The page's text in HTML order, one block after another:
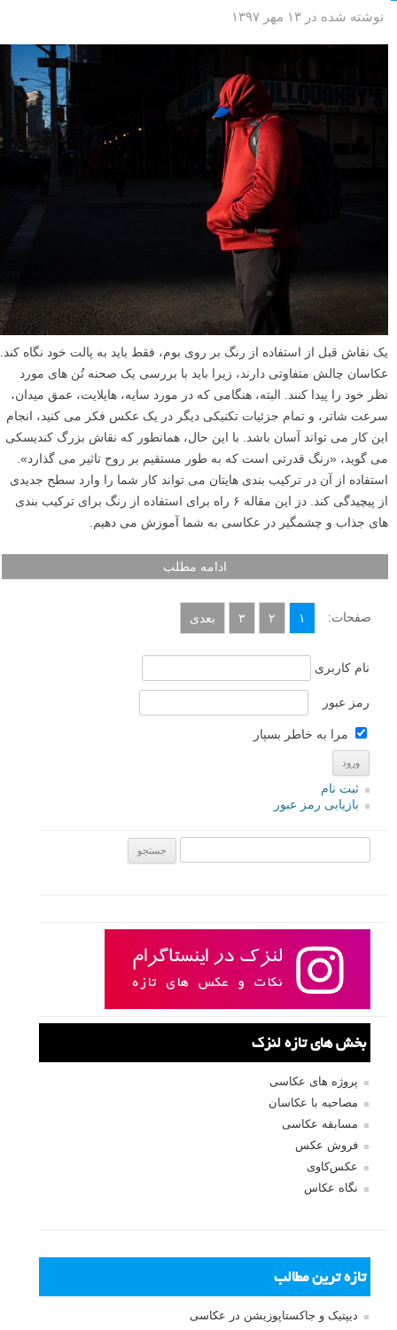
نوشته شده در ۱۳ مهر ۱۳۹۷
یک نقاش قبل از استفاده از رنگ بر روی بوم، فقط باید به پالت خود نگاه کند.
عکاسان چالش متفاوتی دارند، زیرا باید با بررسی یک صحنه تُن های مورد
نظر خود را پیدا کنند. البته، هنگامی که در مورد سایه، هایلایت، عمق میدان،
سرعت شاتر، و تمام جزئیات تکنیکی دیگر در یک عکس فکر می کنید، انجام
این کار می تواند آسان باشد. با این حال، همانطور که نقاش بزرگ کندیسکی
می گوید، «رنگ قدرتی است که به طور مستقیم بر روح تاثیر می گذارد».
استفاده از آن در ترکیب بندی هایتان می تواند کار شما را وارد سطح جدیدی
از پیچیدگی کند. دز این مقاله ۶ راه برای استفاده از رنگ برای ترکیب بندی
های جذاب و چشمگیر در عکاسی به شما آموزش می دهیم.
ادامه مطلب
صفحات: ۱ ۲ ۳ بعدی
نام کاربری
رمز عبور
مرا به خاطر بسپار
ثبت نام
بازیابی رمز عبور
بخش های تازه لنزک
پروژه های عکاسی
مصاحبه با عکاسان
مسابقه عکاسی
فروش عکس
عکس‌کاوی
نگاه عکاس
تازه ترین مطالب
دیپتیک و جاکستا‌پوزیشن در عکاسی